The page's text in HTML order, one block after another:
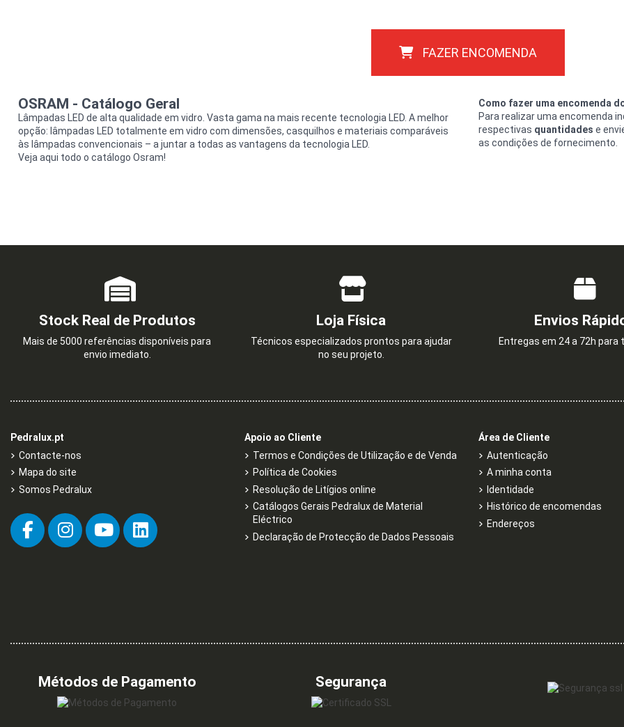
FAZER ENCOMENDA
OSRAM - Catálogo Geral
Lâmpadas LED de alta qualidade em vidro. Vasta gama na mais recente tecnologia LED. A melhor
opção: lâmpadas LED totalmente em vidro com dimensões, casquilhos e materiais comparáveis
às lâmpadas convencionais – a juntar a todas as vantagens da tecnologia LED.
Veja aqui todo o catálogo Osram!
Como fazer uma encomenda
Para realizar uma encomenda
respectivas quantidades e
as condições de fornecimento.
Stock Real de Produtos
Mais de 5000 referências disponíveis para
envio imediato.
Loja Física
Técnicos especializados prontos para ajudar
no seu projeto.
Envios
Entregas em 24 a 72h para
Pedralux.pt
Contacte-nos
Mapa do site
Somos Pedralux
Apoio ao Cliente
Termos e Condições de Utilização e de Venda
Política de Cookies
Resolução de Litígios online
Catálogos Gerais Pedralux de Material
Eléctrico
Declaração de Protecção de Dados Pessoais
Área de Cliente
Autenticação
A minha conta
Identidade
Histórico de encomendas
Endereços
Métodos de Pagamento Segurança